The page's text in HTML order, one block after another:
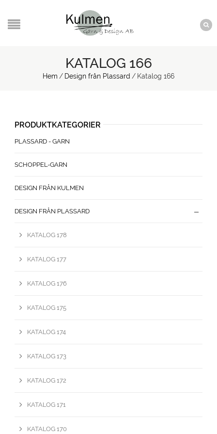
KATALOG 166
Hem / Design från Plassard / Katalog 166
PRODUKTKATEGORIER
PLASSARD - GARN
SCHOPPEL-GARN
DESIGN FRÅN KULMEN
DESIGN FRÅN PLASSARD
KATALOG 178
KATALOG 177
KATALOG 176
KATALOG 175
KATALOG 174
KATALOG 173
KATALOG 172
KATALOG 171
KATALOG 170